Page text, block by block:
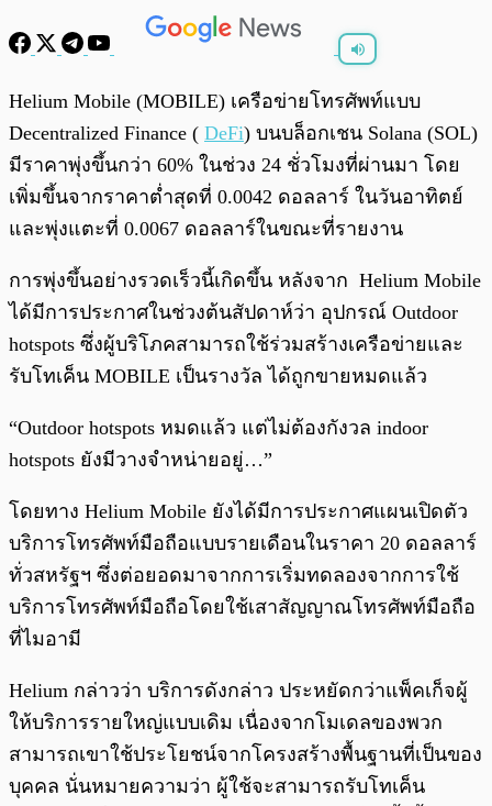
0:00
Helium Mobile (MOBILE) เครือข่ายโทรศัพท์แบบ
Decentralized Finance ( DeFi) บนบล็อกเชน Solana (SOL)
มีราคาพุ่งขึ้นกว่า 60% ในช่วง 24 ชั่วโมงที่ผ่านมา โดย
เพิ่มขึ้นจากราคาต่ำสุดที่ 0.0042 ดอลลาร์ ในวันอาทิตย์
และพุ่งแตะที่ 0.0067 ดอลลาร์ในขณะที่รายงาน
การพุ่งขึ้นอย่างรวดเร็วนี้เกิดขึ้น หลังจาก Helium Mobile
ได้มีการประกาศในช่วงต้นสัปดาห์ว่า อุปกรณ์ Outdoor
hotspots ซึ่งผู้บริโภคสามารถใช้ร่วมสร้างเครือข่ายและ
รับโทเค็น MOBILE เป็นรางวัล ได้ถูกขายหมดแล้ว
“Outdoor hotspots หมดแล้ว แต่ไม่ต้องกังวล indoor
hotspots ยังมีวางจำหน่ายอยู่…”
โดยทาง Helium Mobile ยังได้มีการประกาศแผนเปิดตัว
บริการโทรศัพท์มือถือแบบรายเดือนในราคา 20 ดอลลาร์
ทั่วสหรัฐฯ ซึ่งต่อยอดมาจากการเริ่มทดลองจากการใช้
บริการโทรศัพท์มือถือโดยใช้เสาสัญญาณโทรศัพท์มือถือ
ที่ไมอามี
Helium กล่าวว่า บริการดังกล่าว ประหยัดกว่าแพ็คเก็จผู้
ให้บริการรายใหญ่แบบเดิม เนื่องจากโมเดลของพวก
สามารถเขาใช้ประโยชน์จากโครงสร้างพื้นฐานที่เป็นของ
บุคคล นั่นหมายความว่า ผู้ใช้จะสามารถรับโทเค็น